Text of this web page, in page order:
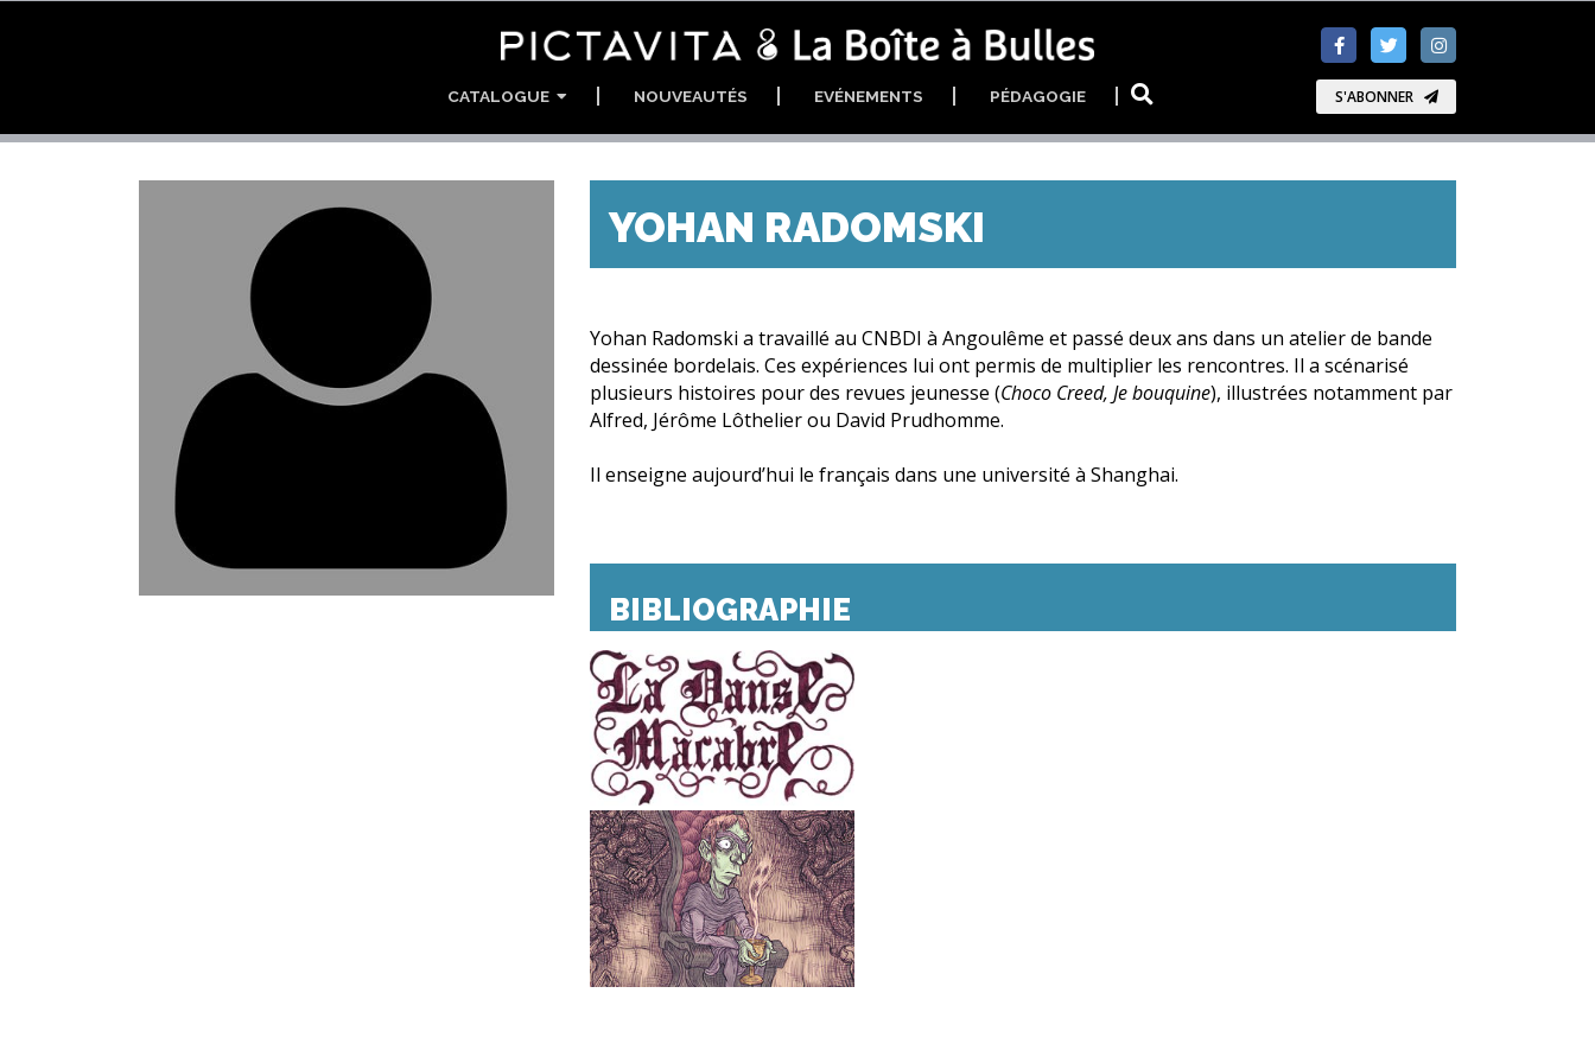
S'ABONNER
CATALOGUE NOUVEAUTÉS EVÉNEMENTS PÉDAGOGIE
YOHAN RADOMSKI
Yohan Radomski a travaillé au CNBDI à Angoulême et passé deux ans dans un atelier de bande
dessinée bordelais. Ces expériences lui ont permis de multiplier les rencontres. Il a scénarisé
plusieurs histoires pour des revues jeunesse (Choco Creed, Je bouquine), illustrées notamment par
Alfred, Jérôme Lôthelier ou David Prudhomme.
Il enseigne aujourd’hui le français dans une université à Shanghai.
BIBLIOGRAPHIE